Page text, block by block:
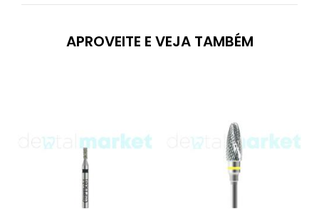
APROVEITE E VEJA TAMBÉM